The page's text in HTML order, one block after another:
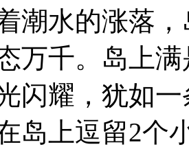
潮水的涨落
万千。岛上
闪耀，犹如
岛上逗留2个